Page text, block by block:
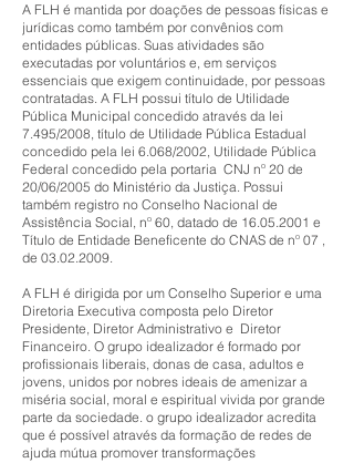
A FLH é mantida por doações de pessoas físicas e
jurídicas como também por convênios com
entidades públicas. Suas atividades são
executadas por voluntários e, em serviços
essenciais que exigem continuidade, por pessoas
contratadas. A FLH possui título de Utilidade
Pública Municipal concedido através da lei
7.495/2008, título de Utilidade Pública Estadual
concedido pela lei 6.068/2002, Utilidade Pública
Federal concedido pela portaria CNJ nº 20 de
20/06/2005 do Ministério da Justiça. Possui
também registro no Conselho Nacional de
Assistência Social, nº 60, datado de 16.05.2001 e
Título de Entidade Beneficente do CNAS de nº 07 ,
de 03.02.2009.
A FLH é dirigida por um Conselho Superior e uma
Diretoria Executiva composta pelo Diretor
Presidente, Diretor Administrativo e Diretor
Financeiro. O grupo idealizador é formado por
profissionais liberais, donas de casa, adultos e
jovens, unidos por nobres ideais de amenizar a
miséria social, moral e espiritual vivida por grande
parte da sociedade. o grupo idealizador acredita
que é possível através da formação de redes de
ajuda mútua promover transformações